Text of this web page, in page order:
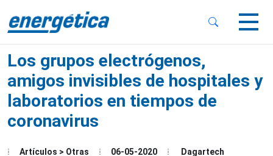
Menu
Menu
Los grupos electrógenos,
amigos invisibles de hospitales y
laboratorios en tiempos de
coronavirus
Artículos > Otras 06-05-2020 Dagartech